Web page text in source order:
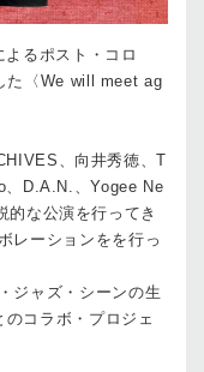
るポスト・コロ
た〈We will meet ag
、向井秀徳、T
、D.A.N.、Yogee Ne
な公演を行ってき
レーションをを行っ
ジャズ・シーンの生
コラボ・プロジェ